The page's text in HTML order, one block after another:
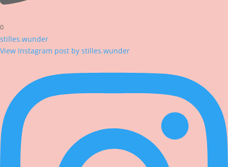
0
stilles.wunder
View Instagram post by stilles.wunder